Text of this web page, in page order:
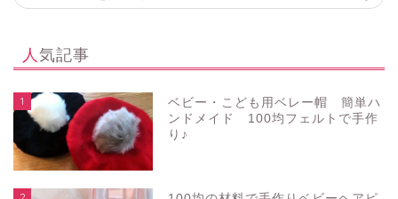
人気記事
1
ベビー・こども用ベレー帽 簡単ハ
ンドメイド 100均フェルトで手作
り♪